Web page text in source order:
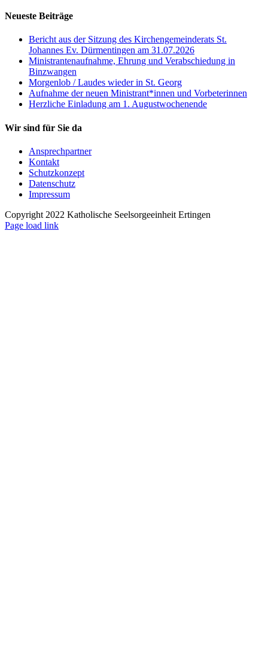
Neueste Beiträge
Bericht aus der Sitzung des Kirchengemeinderats St.
Johannes Ev. Dürmentingen am 31.07.2026
Ministrantenaufnahme, Ehrung und Verabschiedung in
Binzwangen
Morgenlob / Laudes wieder in St. Georg
Aufnahme der neuen Ministrant*innen und Vorbeterinnen
Herzliche Einladung am 1. Augustwochenende
Wir sind für Sie da
Ansprechpartner
Kontakt
Schutzkonzept
Datenschutz
Impressum
Copyright 2022 Katholische Seelsorgeeinheit Ertingen
Page load link